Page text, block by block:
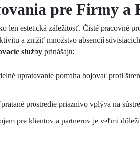
pre Firmy a
len estetická záležitosť. Čisté pracovné
a znížiť množstvo absencií
služby prinášajú:
upratovanie pomáha bojovať proti
prostredie priaznivo vplýva na
pre klientov a partnerov je veľmi